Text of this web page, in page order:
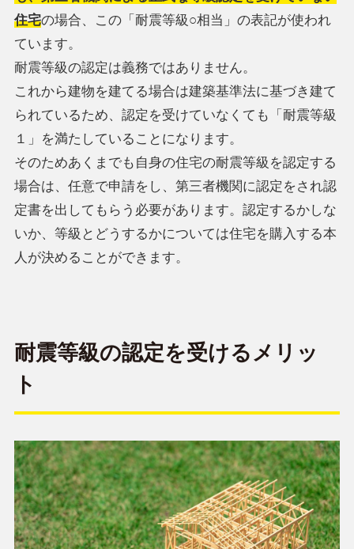
住宅の場合、この「耐震等級○相当」の表記が使われ
ています。
耐震等級の認定は義務ではありません。
これから建物を建てる場合は建築基準法に基づき建て
られているため、認定を受けていなくても「耐震等級
１」を満たしていることになります。
そのためあくまでも自身の住宅の耐震等級を認定する
場合は、任意で申請をし、第三者機関に認定をされ認
定書を出してもらう必要があります。認定するかしな
いか、等級とどうするかについては住宅を購入する本
人が決めることができます。
耐震等級の認定を受けるメリッ
ト